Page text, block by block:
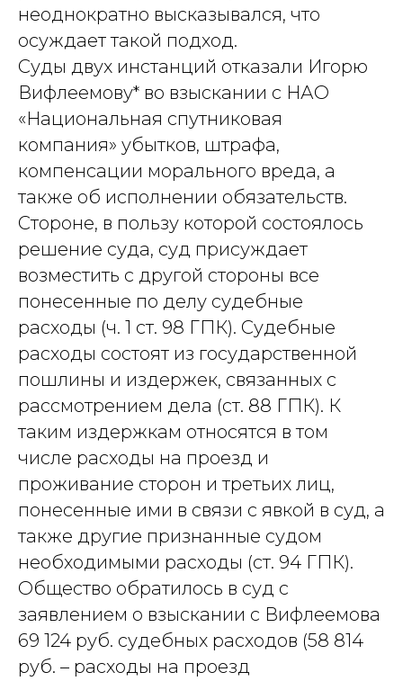
неоднократно высказывался, что
осуждает такой подход.
Суды двух инстанций отказали Игорю
Вифлеемову* во взыскании с НАО
«Национальная спутниковая
компания» убытков, штрафа,
компенсации морального вреда, а
также об исполнении обязательств.
Стороне, в пользу которой состоялось
решение суда, суд присуждает
возместить с другой стороны все
понесенные по делу судебные
расходы (ч. 1 ст. 98 ГПК). Судебные
расходы состоят из государственной
пошлины и издержек, связанных с
рассмотрением дела (ст. 88 ГПК). К
таким издержкам относятся в том
числе расходы на проезд и
проживание сторон и третьих лиц,
понесенные ими в связи с явкой в суд, а
также другие признанные судом
необходимыми расходы (ст. 94 ГПК).
Общество обратилось в суд с
заявлением о взыскании с Вифлеемова
69 124 руб. судебных расходов (58 814
руб. – расходы на проезд